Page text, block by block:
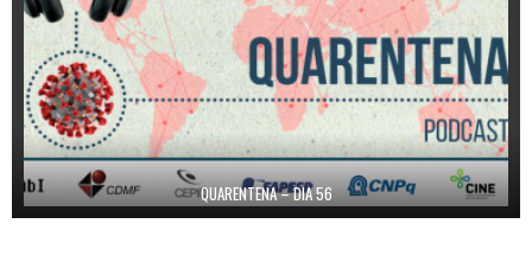
QUARENTENA – DIA 56